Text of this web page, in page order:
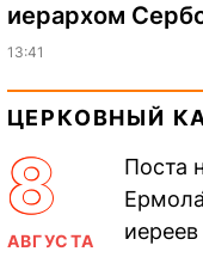
иерархом
13:41
ЦЕРКОВНЫЙ
8
АВГУСТА
Поста